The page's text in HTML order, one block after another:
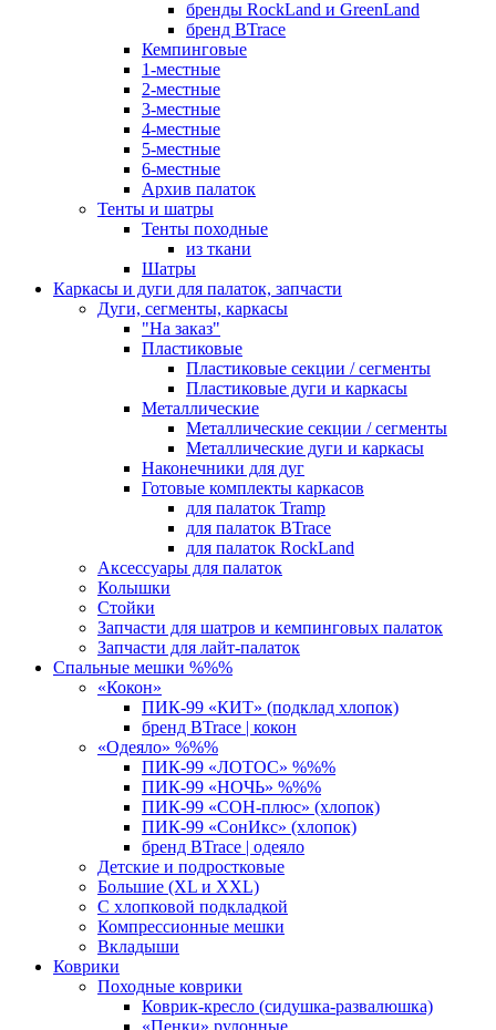
бренды RockLand и GreenLand
бренд BTrace
Кемпинговые
1-местные
2-местные
3-местные
4-местные
5-местные
6-местные
Архив палаток
Тенты и шатры
Тенты походные
из ткани
Шатры
Каркасы и дуги для палаток, запчасти
Дуги, сегменты, каркасы
"На заказ"
Пластиковые
Пластиковые секции / сегменты
Пластиковые дуги и каркасы
Металлические
Металлические секции / сегменты
Металлические дуги и каркасы
Наконечники для дуг
Готовые комплекты каркасов
для палаток Tramp
для палаток BTrace
для палаток RockLand
Аксессуары для палаток
Колышки
Стойки
Запчасти для шатров и кемпинговых палаток
Запчасти для лайт-палаток
Спальные мешки %%%
«Кокон»
ПИК-99 «КИТ» (подклад хлопок)
бренд BTrace | кокон
«Одеяло» %%%
ПИК-99 «ЛОТОС» %%%
ПИК-99 «НОЧЬ» %%%
ПИК-99 «СОН-плюс» (хлопок)
ПИК-99 «СонИкс» (хлопок)
бренд BTrace | одеяло
Детские и подростковые
Большие (XL и XXL)
С хлопковой подкладкой
Компрессионные мешки
Вкладыши
Коврики
Походные коврики
Коврик-кресло (сидушка-развалюшка)
«Пенки» рулонные